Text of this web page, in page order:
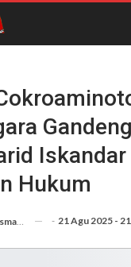
Hukum
- 21 Agu 2025 -